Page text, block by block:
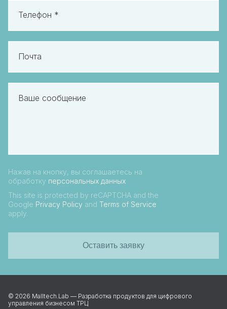
Телефон *
Почта
Ваше сообщение
Нажав на кнопку, вы соглашаетесь на
обработку персональных данных
This site is protected by reCAPTCHA and the
Google Privacy Policy and Terms of Service
apply.
Оставить заявку
© 2026 Malltech.Lab — Разработка продуктов для цифрового
управления бизнесом ТРЦ